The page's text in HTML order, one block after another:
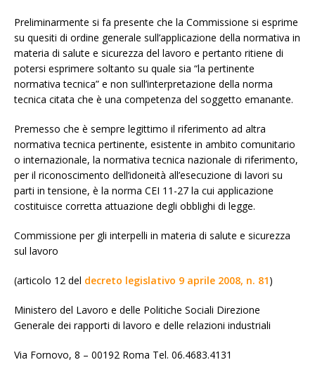
Preliminarmente si fa presente che la Commissione si esprime
su quesiti di ordine generale sull’applicazione della normativa in
materia di salute e sicurezza del lavoro e pertanto ritiene di
potersi esprimere soltanto su quale sia “la pertinente
normativa tecnica” e non sull’interpretazione della norma
tecnica citata che è una competenza del soggetto emanante.
Premesso che è sempre legittimo il riferimento ad altra
normativa tecnica pertinente, esistente in ambito comunitario
o internazionale, la normativa tecnica nazionale di riferimento,
per il riconoscimento dell’idoneità all’esecuzione di lavori su
parti in tensione, è la norma CEI 11-27 la cui applicazione
costituisce corretta attuazione degli obblighi di legge.
Commissione per gli interpelli in materia di salute e sicurezza
sul lavoro
(articolo 12 del decreto legislativo 9 aprile 2008, n. 81)
Ministero del Lavoro e delle Politiche Sociali Direzione
Generale dei rapporti di lavoro e delle relazioni industriali
Via Fornovo, 8 – 00192 Roma Tel. 06.4683.4131